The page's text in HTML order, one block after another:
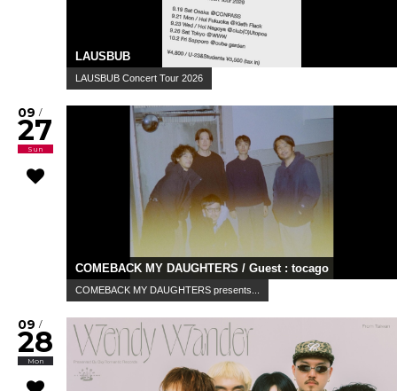
LAUSBUB
LAUSBUB Concert Tour 2026
09 /
27
Sun
COMEBACK MY DAUGHTERS / Guest : tocago
COMEBACK MY DAUGHTERS presents...
09 /
28
Mon